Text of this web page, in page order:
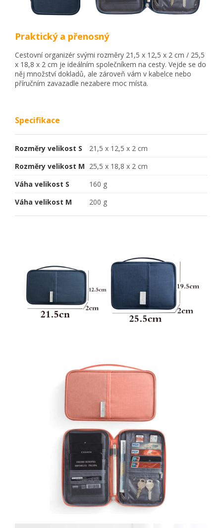
Praktický a přenosný
Cestovní organizér svými rozměry 21,5 x 12,5 x 2 cm / 25,5
x 18,8 x 2 cm je ideálním společníkem na cesty. Vejde se do
něj množství dokladů, ale zároveň vám v kabelce nebo
příručním zavazadle nezabere moc místa.
Specifikace
Rozměry velikost S
21,5 x 12,5 x 2 cm
Rozměry velikost M 25,5 x 18,8 x 2 cm
Váha velikost S
160 g
Váha velikost M
200 g